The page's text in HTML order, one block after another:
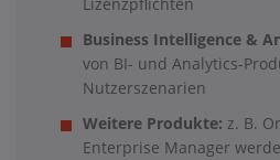
Business Intelligence &
von BI- und Analytics-
Nutzerszenarien
Weitere Produkte: z. B.
Enterprise Manager